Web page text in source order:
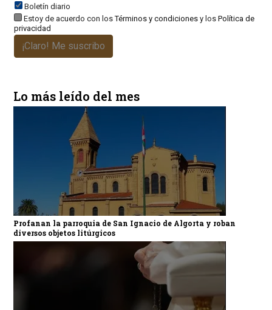
Boletín diario
Estoy de acuerdo con losTérminos y condicionesy los Política de
privacidad
¡Claro! Me suscribo
Lo más leído del mes
Profanan la parroquia de San Ignacio de Algorta y roban
diversos objetos litúrgicos